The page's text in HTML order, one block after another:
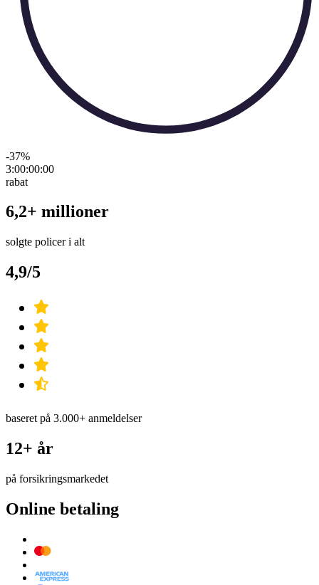
-37%
3:00:00:00
rabat
6,2+ millioner
solgte policer i alt
4,9/5
baseret på 3.000+ anmeldelser
12+ år
på forsikringsmarkedet
Online betaling